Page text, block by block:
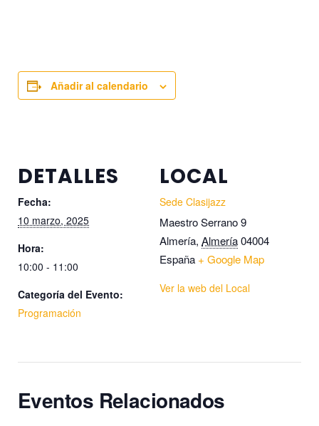
Añadir al calendario
DETALLES
Fecha:
10 marzo, 2025
Hora:
10:00 - 11:00
Categoría del Evento:
Programación
LOCAL
Sede Clasijazz
Maestro Serrano 9
Almería, Almería04004
España + Google Map
Ver la web del Local
Eventos Relacionados